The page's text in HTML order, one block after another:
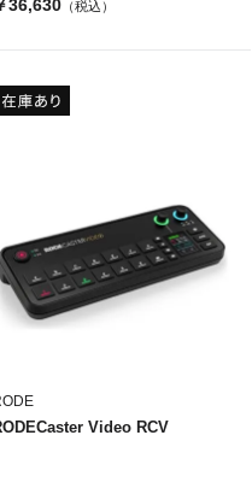
36,630（税込）
Video RCV